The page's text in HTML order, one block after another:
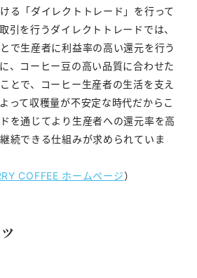
る「ダイレクトトレード」を行って
引を行うダイレクトトレードでは、
で生産者に利益率の高い還元を行う
、コーヒー豆の高い品質に合わせた
とで、コーヒー生産者の生活を支え
って収穫量が不安定な時代だからこ
を通じてより生産者への還元率を高
続できる仕組みが求められていま
COFFEE ホームページ）